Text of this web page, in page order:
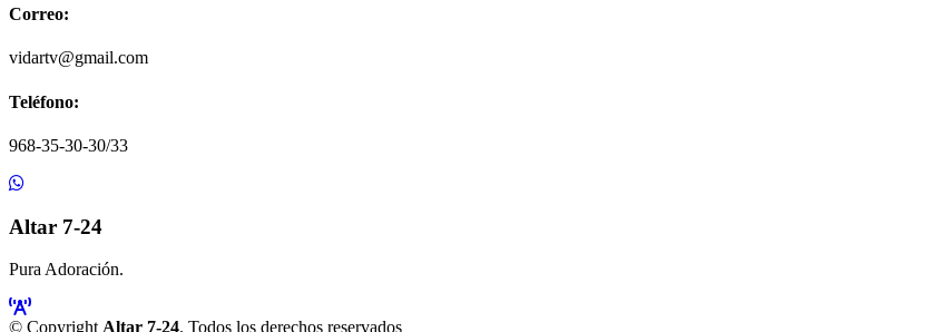
Correo:
vidartv@gmail.com
Teléfono:
968-35-30-30/33
Altar 7-24
Pura Adoración.
© Copyright Altar 7-24. Todos los derechos reservados